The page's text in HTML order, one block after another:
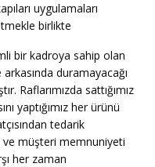
uygulamaları
birlikte
bir kadroya sahip olan
duramayacağı
Raflarımızda sattığımız
yaptığımız her ürünü
tedarik
müşteri memnuniyeti
her zaman